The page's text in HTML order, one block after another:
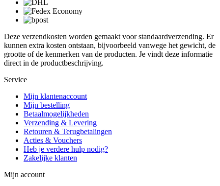
Deze verzendkosten worden gemaakt voor standaardverzending. Er
kunnen extra kosten ontstaan, bijvoorbeeld vanwege het gewicht, de
grootte of de kenmerken van de producten. Je vindt deze informatie
direct in de productbeschrijving.
Service
Mijn klantenaccount
Mijn bestelling
Betaalmogelijkheden
Verzending & Levering
Retouren & Terugbetalingen
Acties & Vouchers
Heb je verdere hulp nodig?
Zakelijke klanten
Mijn account